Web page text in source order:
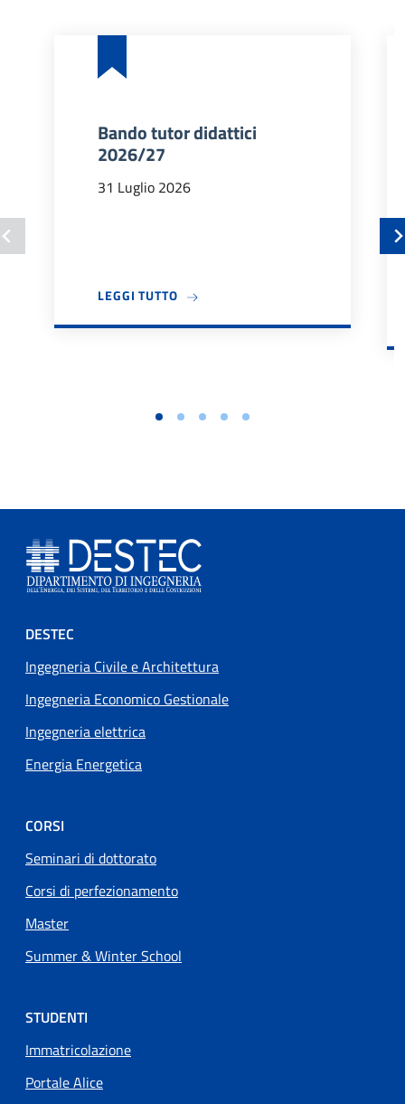
Bando tutor didattici
2026/27
31 Luglio 2026
LEGGI TUTTOA PROPOSITO DI BANDO TUTOR
Footer menu
DESTEC
Ingegneria Civile e Architettura
Ingegneria Economico Gestionale
Ingegneria elettrica
Energia Energetica
CORSI
Seminari di dottorato
Corsi di perfezionamento
Master
Summer & Winter School
STUDENTI
Immatricolazione
Portale Alice